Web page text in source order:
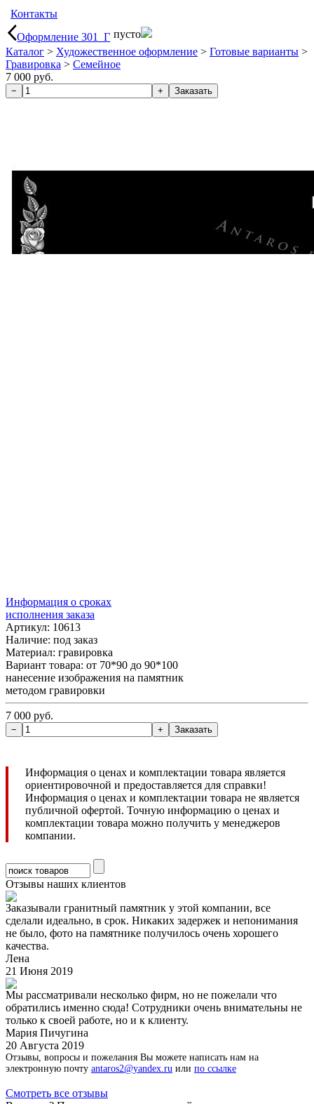
Контакты
Оформление 301_Г пусто
Каталог > Художественное оформление > Готовые варианты >
Гравировка > Семейное
7 000 руб.
Информация о сроках
исполнения заказа
Артикул: 10613
Наличие: под заказ
Материал: гравировка
Вариант товара: от 70*90 до 90*100
нанесение изображения на памятник
методом гравировки
7 000 руб.
Информация о ценах и комплектации товара является
ориентировочной и предоставляется для справки!
Информация о ценах и комплектации товара не является
публичной офертой. Точную информацию о ценах и
комплектации товара можно получить у менеджеров
компании.
Отзывы наших клиентов
Заказывали гранитный памятник у этой компании, все
сделали идеально, в срок. Никаких задержек и непонимания
не было, фото на памятнике получилось очень хорошего
качества.
Лена
21 Июня 2019
Мы рассматривали несколько фирм, но не пожелали что
обратились именно сюда! Сотрудники очень внимательны не
только к своей работе, но и к клиенту.
Мария Пичугина
20 Августа 2019
Отзывы, вопросы и пожелания Вы можете написать нам на
электронную почту antaros2@yandex.ru или по ссылке
Смотреть все отзывы